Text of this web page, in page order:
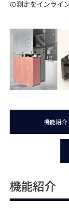
の測定をインライ
機能紹介
機能紹介